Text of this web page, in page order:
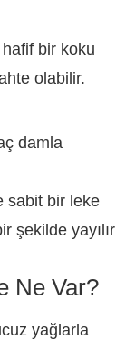
bir koku
olabilir.
damla
sabit bir leke
şekilde yayılır
Ne Var?
yağlarla